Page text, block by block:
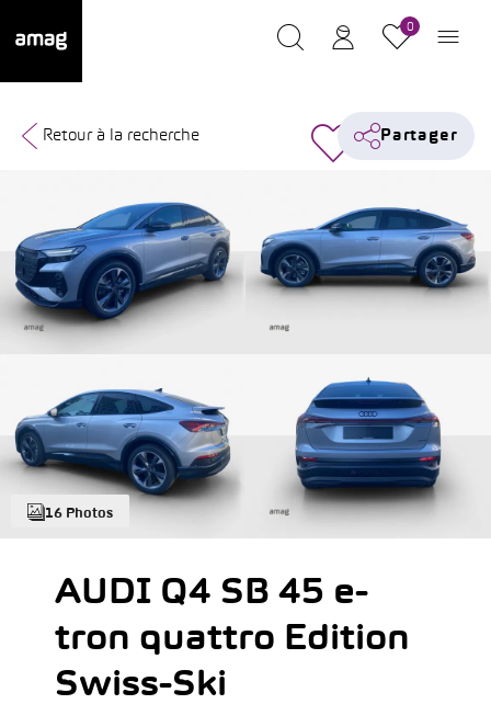
0
16 Photos
Retour à la recherche Partager
AUDI Q4 SB 45 e-
tron quattro Edition
Swiss-Ski